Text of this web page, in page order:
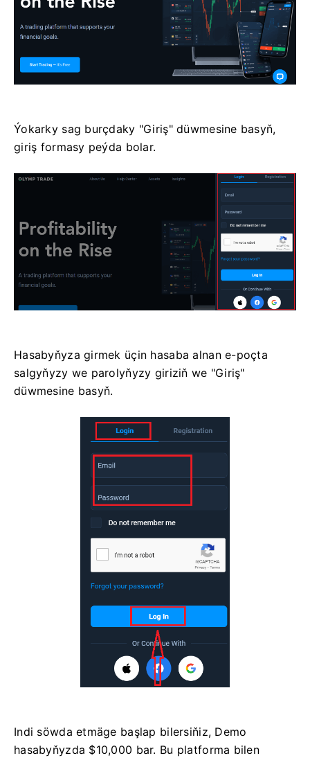
Ýokarky sag burçdaky "Giriş" düwmesine basyň,
giriş formasy peýda bolar.
Hasabyňyza girmek üçin hasaba alnan e-poçta
salgyňyzy we parolyňyzy giriziň we "Giriş"
düwmesine basyň.
Indi söwda etmäge başlap bilersiňiz, Demo
hasabyňyzda $10,000 bar. Bu platforma bilen